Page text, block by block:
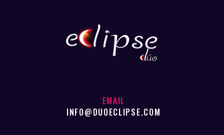
EMAIL
INFO@DUOECLIPSE.COM